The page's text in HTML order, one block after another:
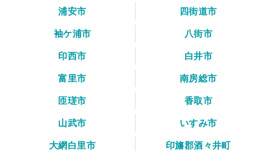
浦安市
四街道市
袖ケ浦市
八街市
印西市
白井市
富里市
南房総市
匝瑳市
香取市
山武市
いすみ市
大網白里市
印旛郡酒々井町